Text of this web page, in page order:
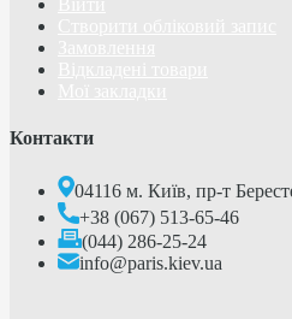
Контакти
04116 м. Київ, пр-т
+38 (067) 513-65-46
(044) 286-25-24
info@paris.kiev.ua